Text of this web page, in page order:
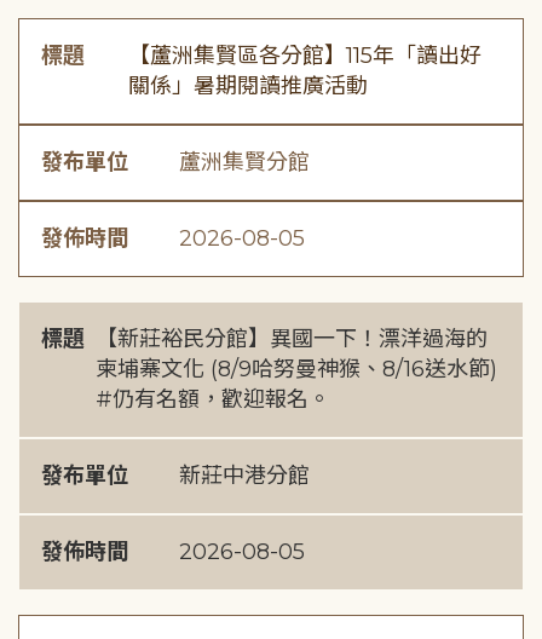
標題
【蘆洲集賢區各分館】115年「讀出好
關係」暑期閱讀推廣活動
發布單位 蘆洲集賢分館
發佈時間 2026-08-05
標題
【新莊裕民分館】異國一下！漂洋過海的
柬埔寨文化 (8/9哈努曼神猴、8/16送水節)
#仍有名額，歡迎報名。
發布單位 新莊中港分館
發佈時間 2026-08-05